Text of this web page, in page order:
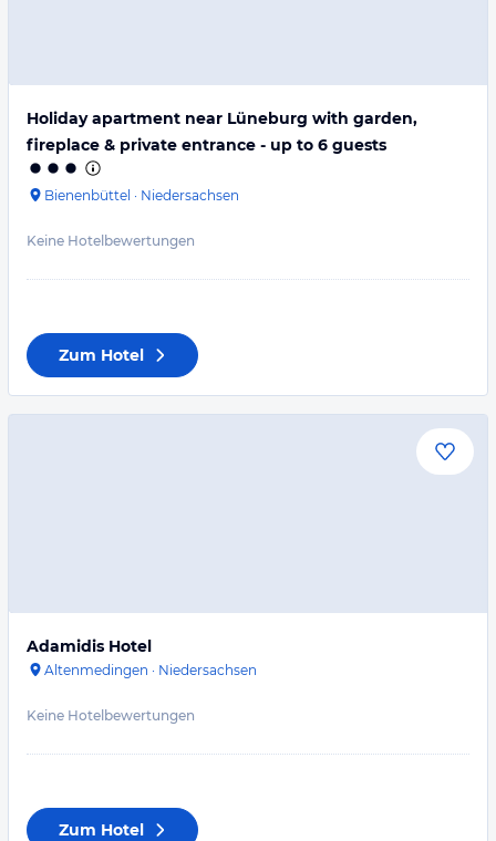
Holiday apartment near Lüneburg with garden,
fireplace & private entrance - up to 6 guests
Bienenbüttel · Niedersachsen
Keine Hotelbewertungen
Zum Hotel
Adamidis Hotel
Altenmedingen · Niedersachsen
Keine Hotelbewertungen
Zum Hotel